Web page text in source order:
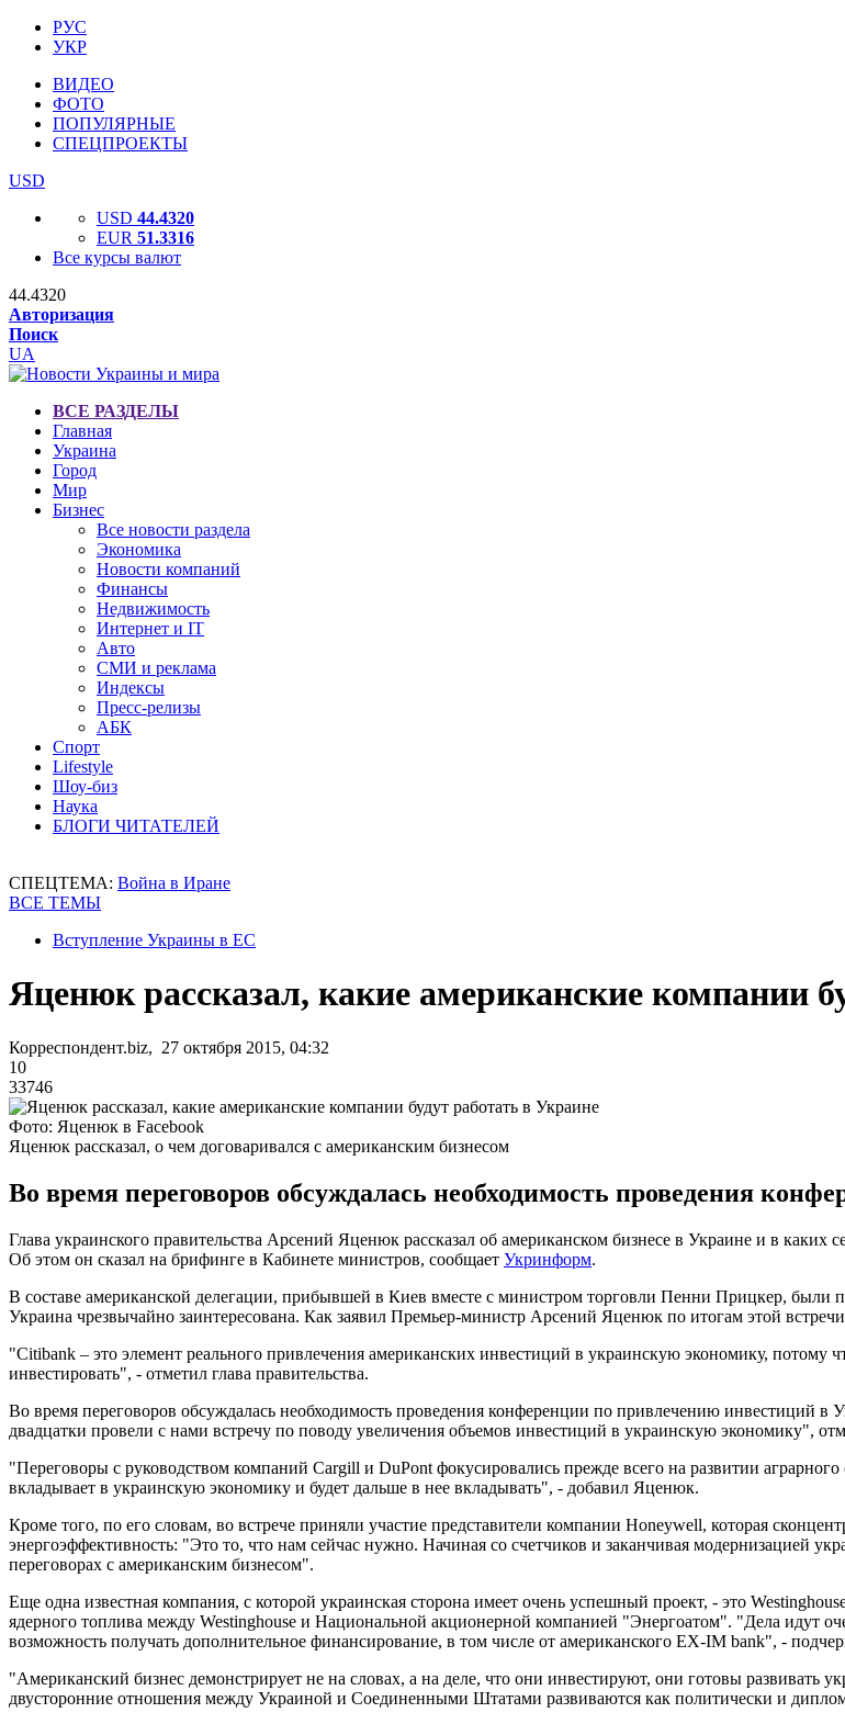
РУС
УКР
ВИДЕО
ФОТО
ПОПУЛЯРНЫЕ
СПЕЦПРОЕКТЫ
USD
USD 44.4320
EUR 51.3316
Все курсы валют
44.4320
Авторизация
Поиск
UA
ВСЕ РАЗДЕЛЫ
Главная
Украина
Город
Мир
Бизнес
Все новости раздела
Экономика
Новости компаний
Финансы
Недвижимость
Интернет и IT
Авто
СМИ и реклама
Индексы
Пресс-релизы
АБК
Спорт
Lifestyle
Шоу-биз
Наука
БЛОГИ ЧИТАТЕЛЕЙ
СПЕЦТЕМА: Война в Иране
ВСЕ ТЕМЫ
Вступление Украины в ЕС
Яценюк рассказал, какие американские компании
Корреспондент.biz, 27 октября 2015, 04:32
10
33746
Фото: Яценюк в Facebook
Яценюк рассказал, о чем договаривался с американским бизнесом
Во время переговоров обсуждалась необходимость проведения
Глава украинского правительства Арсений Яценюк рассказал об американском бизнесе в Украине и в
Об этом он сказал на брифинге в Кабинете министров, сообщает Укринформ.
В составе американской делегации, прибывшей в Киев вместе с министром торговли Пенни Прицкер,
Украина чрезвычайно заинтересована. Как заявил Премьер-министр Арсений Яценюк по итогам этой
"Citibank – это элемент реального привлечения американских инвестиций в украинскую экономику, потому
инвестировать", - отметил глава правительства.
Во время переговоров обсуждалась необходимость проведения конференции по привлечению инвестиций
двадцатки провели с нами встречу по поводу увеличения объемов инвестиций в украинскую экономику",
"Переговоры с руководством компаний Cargill и DuPont фокусировались прежде всего на развитии
вкладывает в украинскую экономику и будет дальше в нее вкладывать", - добавил Яценюк.
Кроме того, по его словам, во встрече приняли участие представители компании Honeywell, которая
энергоэффективность: "Это то, что нам сейчас нужно. Начиная со счетчиков и заканчивая модернизацией
переговорах с американским бизнесом".
Еще одна известная компания, с которой украинская сторона имеет очень успешный проект, - это
ядерного топлива между Westinghouse и Национальной акционерной компанией "Энергоатом". "Дела идут
возможность получать дополнительное финансирование, в том числе от американского EX-IM bank", -
"Американский бизнес демонстрирует не на словах, а на деле, что они инвестируют, они готовы развивать
двусторонние отношения между Украиной и Соединенными Штатами развиваются как политически и